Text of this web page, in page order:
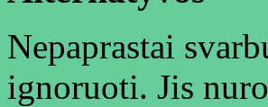
Nepaprastai
ignoruoti. Jis